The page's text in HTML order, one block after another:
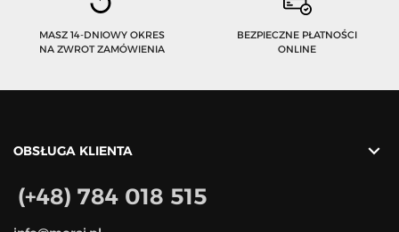
MASZ 14-DNIOWY OKRES
NA ZWROT ZAMÓWIENIA
BEZPIECZNE PŁATNOŚCI
ONLINE
OBSŁUGA KLIENTA 
(+48) 784 018 515